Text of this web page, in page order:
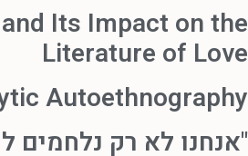
Its Impact on the
Literature of Love
Autoethnography
"אנחנו לא רק נלחמים